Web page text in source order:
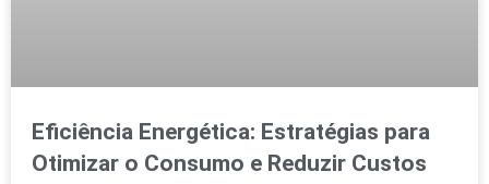
Eficiência Energética: Estratégias para
Otimizar o Consumo e Reduzir Custos